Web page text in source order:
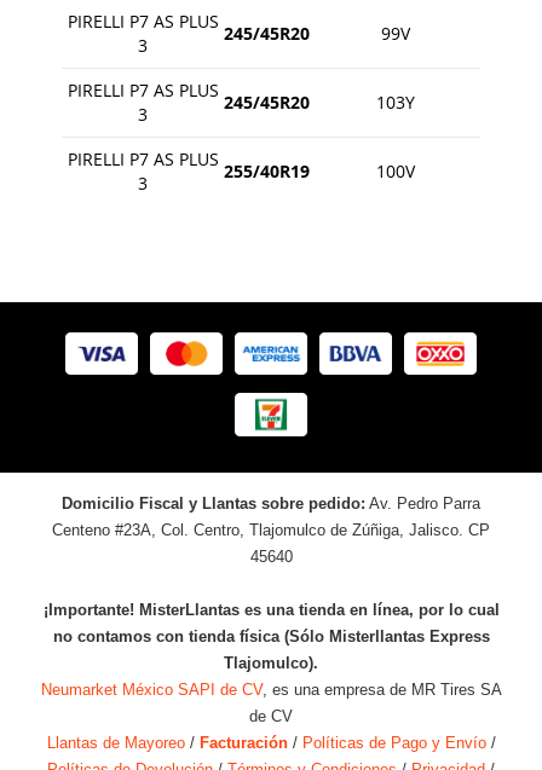
PIRELLI P7 AS PLUS
3
245/45R20 99V
PIRELLI P7 AS PLUS
3
245/45R20 103Y
PIRELLI P7 AS PLUS
3
255/40R19 100V
Domicilio Fiscal y Llantas sobre pedido: Av. Pedro Parra
Centeno #23A, Col. Centro, Tlajomulco de Zúñiga, Jalisco. CP
45640
¡Importante! MisterLlantas es una tienda en línea, por lo cual
no contamos con tienda física (Sólo Misterllantas Express
Tlajomulco).
Neumarket México SAPI de CV, es una empresa de MR Tires SA
de CV
Llantas de Mayoreo/ Facturación/ Políticas de Pago y Envío/